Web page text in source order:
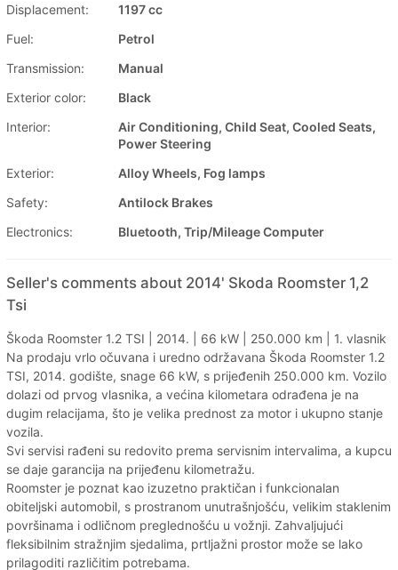
Displacement:
1197 cc
Fuel:
Petrol
Transmission:
Manual
Exterior color:
Black
Interior:
Air Conditioning, Child Seat, Cooled Seats,
Power Steering
Exterior:
Alloy Wheels, Fog lamps
Safety:
Antilock Brakes
Electronics:
Bluetooth, Trip/Mileage Computer
Seller's comments about 2014' Skoda Roomster 1,2
Tsi
Škoda Roomster 1.2 TSI | 2014. | 66 kW | 250.000 km | 1. vlasnik
Na prodaju vrlo očuvana i uredno održavana Škoda Roomster 1.2
TSI, 2014. godište, snage 66 kW, s prijeđenih 250.000 km. Vozilo
dolazi od prvog vlasnika, a većina kilometara odrađena je na
dugim relacijama, što je velika prednost za motor i ukupno stanje
vozila.
Svi servisi rađeni su redovito prema servisnim intervalima, a kupcu
se daje garancija na prijeđenu kilometražu.
Roomster je poznat kao izuzetno praktičan i funkcionalan
obiteljski automobil, s prostranom unutrašnjošću, velikim staklenim
površinama i odličnom preglednošću u vožnji. Zahvaljujući
fleksibilnim stražnjim sjedalima, prtljažni prostor može se lako
prilagoditi različitim potrebama.